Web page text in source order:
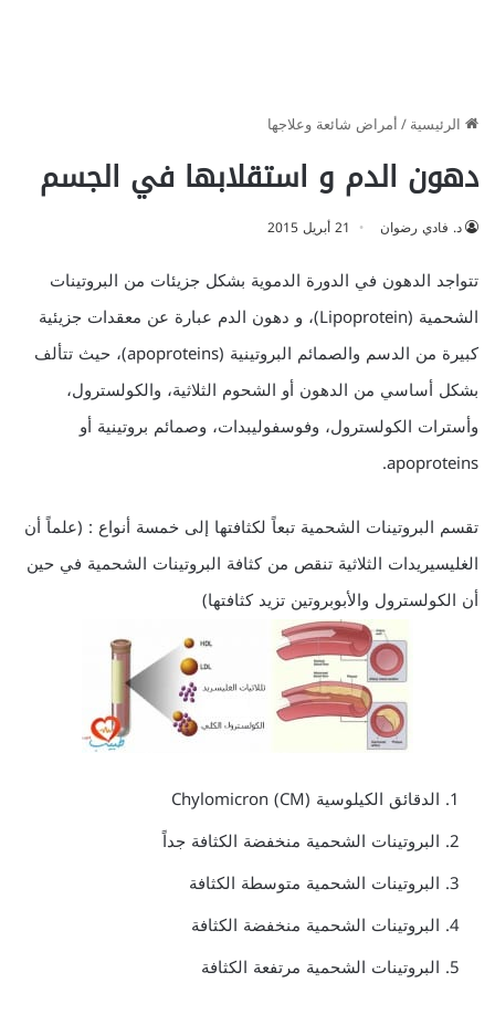
الرئيسية/أمراض شائعة وعلاجها
دهون الدم و استقلابها في الجسم
د. فادي رضوان 21 أبريل 2015
تتواجد الدهون في الدورة الدموية بشكل جزيئات من البروتينات
الشحمية (Lipoprotein)، و دهون الدم عبارة عن معقدات جزيئية
كبيرة من الدسم والصمائم البروتينية (apoproteins)، حيث تتألف
بشكل أساسي من الدهون أو الشحوم الثلاثية، والكولسترول،
وأسترات الكولسترول، وفوسفوليبدات، وصمائم بروتينية أو
apoproteins.
تقسم البروتينات الشحمية تبعاً لكثافتها إلى خمسة أنواع : (علماً أن
الغليسيريدات الثلاثية تنقص من كثافة البروتينات الشحمية في حين
أن الكولسترول والأبوبروتين تزيد كثافتها)
الدقائق الكيلوسية Chylomicron (CM)
البروتينات الشحمية منخفضة الكثافة جداً
البروتينات الشحمية متوسطة الكثافة
البروتينات الشحمية منخفضة الكثافة
البروتينات الشحمية مرتفعة الكثافة